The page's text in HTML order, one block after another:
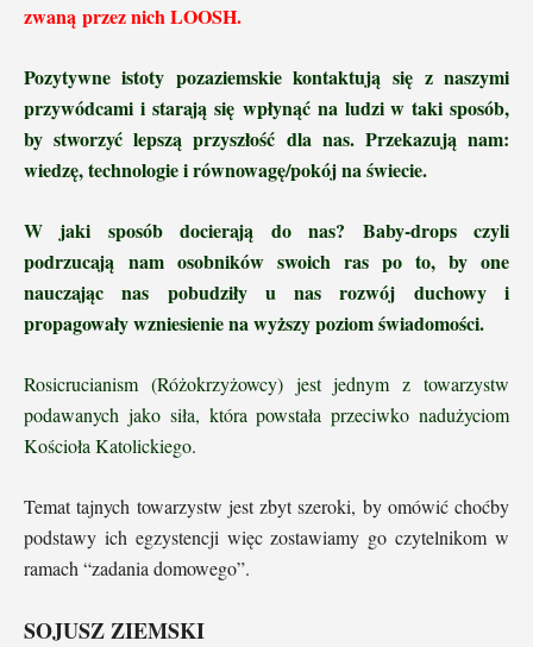
zwaną przez nich LOOSH.
Pozytywne istoty pozaziemskie kontaktują się z naszymi
przywódcami i starają się wpłynąć na ludzi w taki sposób,
by stworzyć lepszą przyszłość dla nas. Przekazują nam:
wiedzę, technologie i równowagę/pokój na świecie.
W jaki sposób docierają do nas? Baby-drops czyli
podrzucają nam osobników swoich ras po to, by one
nauczając nas pobudziły u nas rozwój duchowy i
propagowały wzniesienie na wyższy poziom świadomości.
Rosicrucianism (Różokrzyżowcy) jest jednym z towarzystw
podawanych jako siła, która powstała przeciwko nadużyciom
Kościoła Katolickiego.
Temat tajnych towarzystw jest zbyt szeroki, by omówić choćby
podstawy ich egzystencji więc zostawiamy go czytelnikom w
ramach “zadania domowego”.
SOJUSZ ZIEMSKI